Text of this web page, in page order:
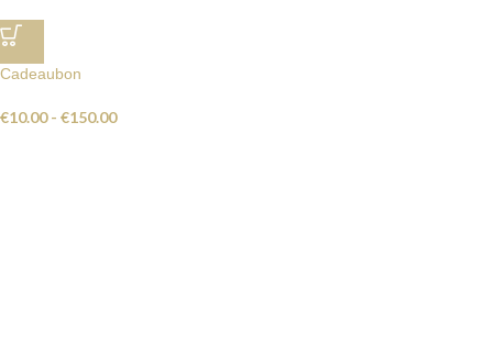
Cadeaubon
€10.00 - €150.00